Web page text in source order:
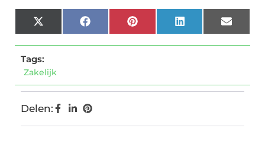
X
(Twitter)
FacebookPinterestLinkedInEmail
Tags:
Zakelijk
Delen: